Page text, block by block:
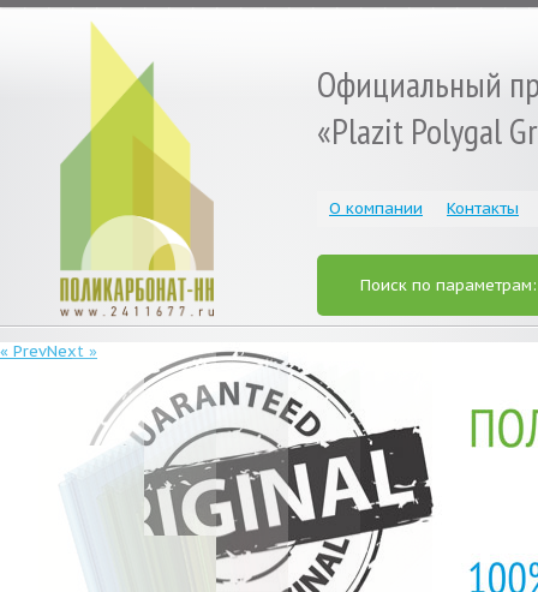
Официальный
«Plazit Polygal
О компании Контакты
Поиск по
« PrevNext »